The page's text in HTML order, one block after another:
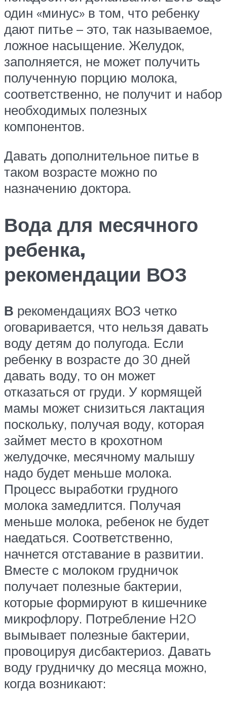
один «минус» в том, что ребенку
дают питье – это, так называемое,
ложное насыщение. Желудок,
заполняется, не может получить
полученную порцию молока,
соответственно, не получит и набор
необходимых полезных
компонентов.
Давать дополнительное питье в
таком возрасте можно по
назначению доктора.
Вода для месячного
ребенка,
рекомендации ВОЗ
В рекомендациях ВОЗ четко
оговаривается, что нельзя давать
воду детям до полугода. Если
ребенку в возрасте до 30 дней
давать воду, то он может
отказаться от груди. У кормящей
мамы может снизиться лактация
поскольку, получая воду, которая
займет место в крохотном
желудочке, месячному малышу
надо будет меньше молока.
Процесс выработки грудного
молока замедлится. Получая
меньше молока, ребенок не будет
наедаться. Соответственно,
начнется отставание в развитии.
Вместе с молоком грудничок
получает полезные бактерии,
которые формируют в кишечнике
микрофлору. Потребление H2O
вымывает полезные бактерии,
провоцируя дисбактериоз. Давать
воду грудничку до месяца можно,
когда возникают: